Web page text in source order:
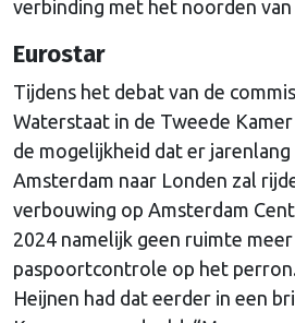
verbinding met het noorden van
Eurostar
Tijdens het debat van de
Waterstaat in de Tweede
de mogelijkheid dat er jarenlang
Amsterdam naar Londen zal
verbouwing op Amsterdam
2024 namelijk geen ruimte
paspoortcontrole op het
Heijnen had dat eerder in een